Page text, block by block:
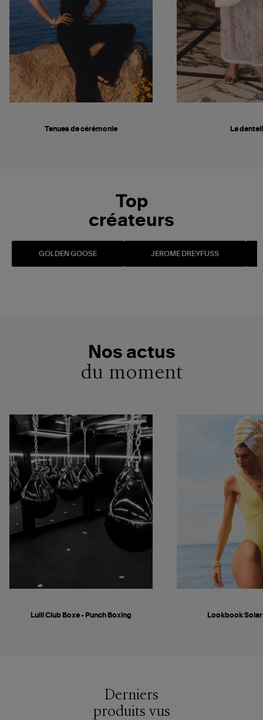
Tenues de cérémonie La
Top
créateurs
GOLDEN GOOSE JEROME DREYFUSS
Nos actus
du moment
Lulli Club Boxe - Punch Boxing Lookbook
Derniers
produits vus